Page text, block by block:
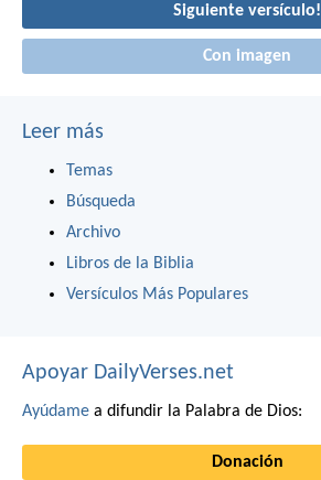
Siguiente versículo!
Con imagen
Leer más
Temas
Búsqueda
Archivo
Libros de la Biblia
Versículos Más Populares
Apoyar DailyVerses.net
Ayúdame a difundir la Palabra de Dios:
Donación